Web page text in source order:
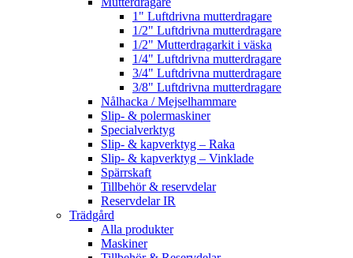
1" Luftdrivna mutterdragare
1/2" Luftdrivna mutterdragare
1/2" Mutterdragarkit i väska
1/4" Luftdrivna mutterdragare
3/4" Luftdrivna mutterdragare
3/8" Luftdrivna mutterdragare
Nålhacka / Mejselhammare
Slip- & polermaskiner
Specialverktyg
Slip- & kapverktyg – Raka
Slip- & kapverktyg – Vinklade
Spärrskaft
Tillbehör & reservdelar
Reservdelar IR
Trädgård
Alla produkter
Maskiner